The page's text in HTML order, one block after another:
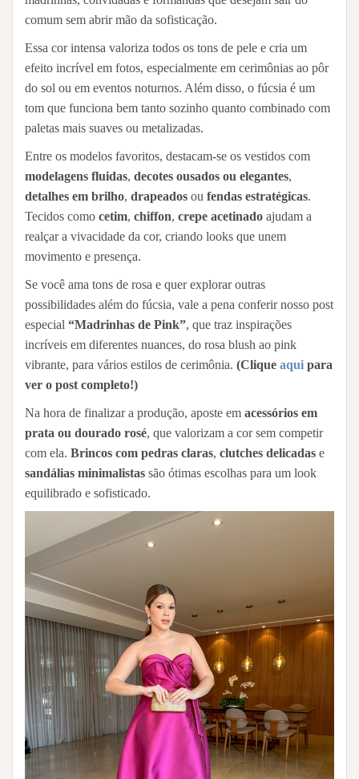
comum sem abrir mão da sofisticação.
Essa cor intensa valoriza todos os tons de pele e cria um
efeito incrível em fotos, especialmente em cerimônias ao pôr
do sol ou em eventos noturnos. Além disso, o fúcsia é um
tom que funciona bem tanto sozinho quanto combinado com
paletas mais suaves ou metalizadas.
Entre os modelos favoritos, destacam-se os vestidos com
modelagens fluidas, decotes ousados ou elegantes,
detalhes em brilho, drapeados ou fendas estratégicas.
Tecidos como cetim, chiffon, crepe acetinado ajudam a
realçar a vivacidade da cor, criando looks que unem
movimento e presença.
Se você ama tons de rosa e quer explorar outras
possibilidades além do fúcsia, vale a pena conferir nosso post
especial “Madrinhas de Pink”, que traz inspirações
incríveis em diferentes nuances, do rosa blush ao pink
vibrante, para vários estilos de cerimônia. (Clique aqui para
ver o post completo!)
Na hora de finalizar a produção, aposte em acessórios em
prata ou dourado rosé, que valorizam a cor sem competir
com ela. Brincos com pedras claras, clutches delicadas e
sandálias minimalistas são ótimas escolhas para um look
equilibrado e sofisticado.